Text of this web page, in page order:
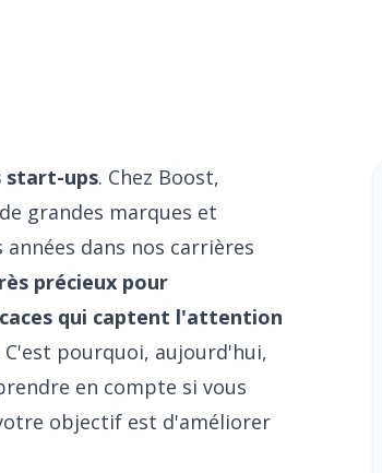
start-ups. Chez Boost,
grandes marques et
dans nos carrières
précieux pour
qui captent l'attention
C'est pourquoi, aujourd'hui,
en compte si vous
objectif est d'améliorer